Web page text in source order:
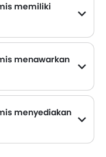
memiliki
menawarkan
menyediakan